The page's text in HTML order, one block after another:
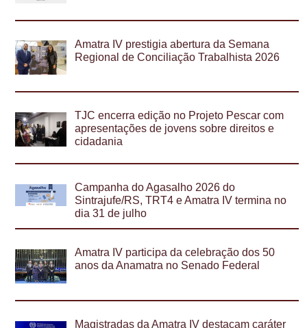
Amatra IV prestigia abertura da Semana
Regional de Conciliação Trabalhista 2026
TJC encerra edição no Projeto Pescar com
apresentações de jovens sobre direitos e
cidadania
Campanha do Agasalho 2026 do
Sintrajufe/RS, TRT4 e Amatra IV termina no
dia 31 de julho
Amatra IV participa da celebração dos 50
anos da Anamatra no Senado Federal
Magistradas da Amatra IV destacam caráter